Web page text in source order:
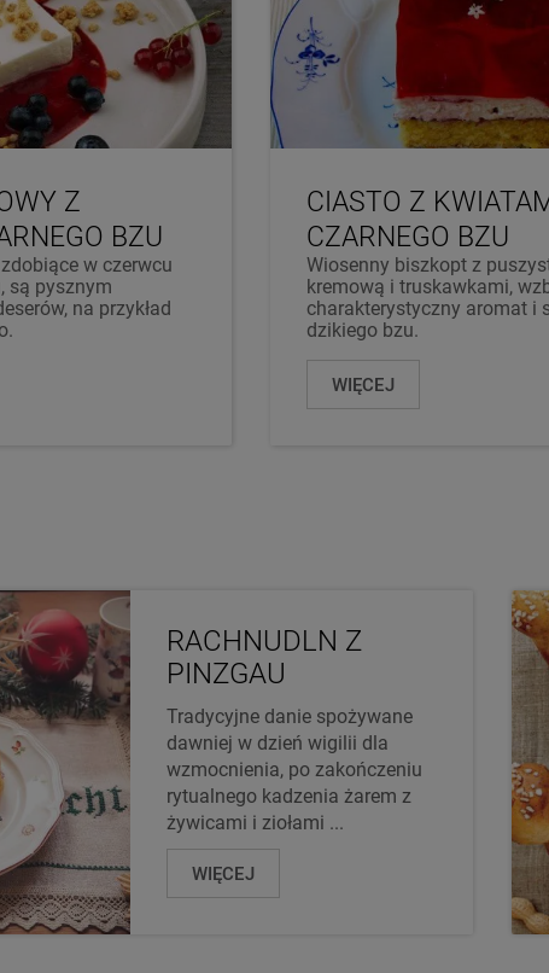
Z
BZU
w czerwcu
są pysznym
na przykład
CIASTO Z
CZARNEGO BZU
Wiosenny biszkopt z
kremową i truskawkami,
charakterystyczny aromat i
dzikiego bzu.
WIĘCEJ
RACHNUDLN Z
PINZGAU
Tradycyjne danie spożywane
dawniej w dzień wigilii dla
wzmocnienia, po zakończeniu
rytualnego kadzenia żarem z
żywicami i ziołami ...
WIĘCEJ